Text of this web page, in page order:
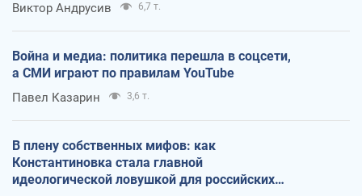
Виктор Андрусив 6,7 т.
Война и медиа: политика перешла в соцсети,
а СМИ играют по правилам YouTube
Павел Казарин 3,6 т.
В плену собственных мифов: как
Константиновка стала главной
идеологической ловушкой для российских